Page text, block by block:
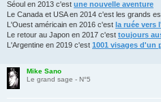
Séoul en 2013 c'est une nouvelle aventure
Le Canada et USA en 2014 c'est les grands
L'Ouest américain en 2016 c'est la ruée vers
Le retour au Japon en 2017 c'est toujours
L'Argentine en 2019 c'est 1001 visages d'un
Mike Sano
Le grand sage - N°5